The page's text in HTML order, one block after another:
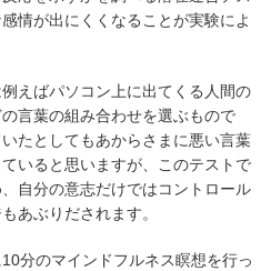
情が出にくくなることが実験によ
えばパソコン上に出てくる人間の
言葉の組み合わせを選ぶもので
たとしてもあからさまに悪い言葉
いると思いますが、このテストで
自分の意志だけではコントロール
あぶりだされます。
分のマインドフルネス瞑想を行っ